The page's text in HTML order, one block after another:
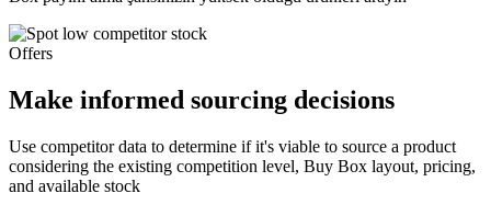
Offers
Make informed sourcing decisions
Use competitor data to determine if it's viable to source a product
considering the existing competition level, Buy Box layout, pricing,
and available stock